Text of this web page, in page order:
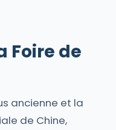
Foire de
ancienne et la
de Chine,